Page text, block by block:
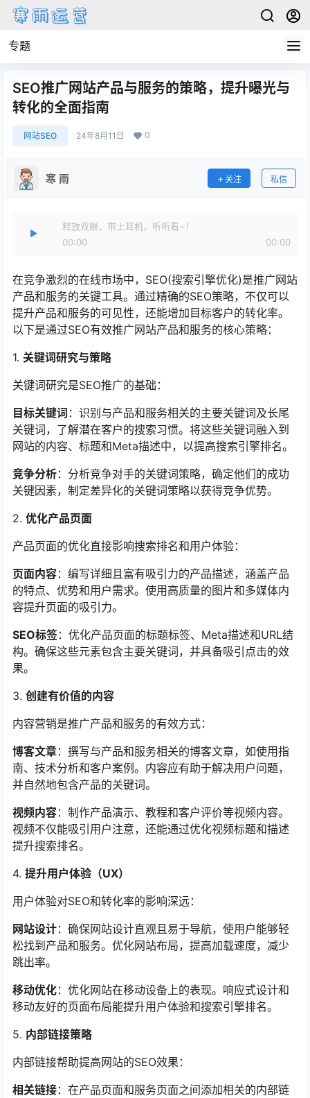
专题
SEO推广网站产品与服务的策略，提升曝光与
转化的全面指南
网站SEO 24年8月11日 0
寒 雨 关注 私信
释放双眼，带上耳机，听听看~！
00:00
00:00
在竞争激烈的在线市场中，SEO(搜索引擎优化)是推广网站
产品和服务的关键工具。通过精确的SEO策略，不仅可以
提升产品和服务的可见性，还能增加目标客户的转化率。
以下是通过SEO有效推广网站产品和服务的核心策略：
1. 关键词研究与策略
关键词研究是SEO推广的基础：
目标关键词 ：识别与产品和服务相关的主要关键词及长尾
关键词，了解潜在客户的搜索习惯。将这些关键词融入到
网站的内容、标题和Meta描述中，以提高搜索引擎排名。
竞争分析：分析竞争对手的关键词策略，确定他们的成功
关键因素，制定差异化的关键词策略以获得竞争优势。
2. 优化产品页面
产品页面的优化直接影响搜索排名和用户体验：
页面内容：编写详细且富有吸引力的产品描述，涵盖产品
的特点、优势和用户需求。使用高质量的图片和多媒体内
容提升页面的吸引力。
SEO标签：优化产品页面的标题标签、Meta描述和URL结
构。确保这些元素包含主要关键词，并具备吸引点击的效
果。
3. 创建有价值的内容
内容营销是推广产品和服务的有效方式：
博客文章：撰写与产品和服务相关的博客文章，如使用指
南、技术分析和客户案例。内容应有助于解决用户问题，
并自然地包含产品的关键词。
视频内容：制作产品演示、教程和客户评价等视频内容。
视频不仅能吸引用户注意，还能通过优化视频标题和描述
提升搜索排名。
4. 提升用户体验（UX）
用户体验对SEO和转化率的影响深远：
网站设计：确保网站设计直观且易于导航，使用户能够轻
松找到产品和服务。优化网站布局，提高加载速度，减少
跳出率。
移动优化：优化网站在移动设备上的表现。响应式设计和
移动友好的页面布局能提升用户体验和搜索引擎排名。
5. 内部链接策略
内部链接帮助提高网站的SEO效果：
相关链接：在产品页面和服务页面之间添加相关的内部链